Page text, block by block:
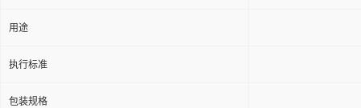
用途
执行标准
包装规格